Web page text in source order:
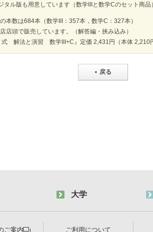
タル版も用意しています（数学IIIと数学Cのセット商品
本数は684本（数学III：357本，数学C：327本）
店頭で販売しています。（解答編・挟み込み）
式 解法と演習 数学III+C』定価 2,431円（本体 2,210
戻る
大学
ご案内 ご利用について